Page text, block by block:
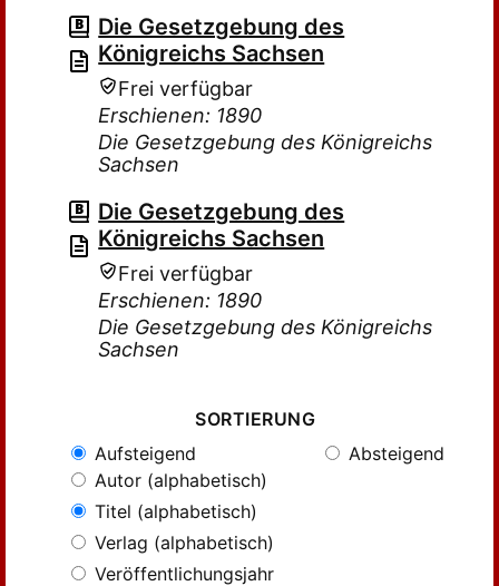
Die Gesetzgebung des
Königreichs Sachsen
Frei verfügbar
Erschienen: 1890
Die Gesetzgebung des Königreichs
Sachsen
Die Gesetzgebung des
Königreichs Sachsen
Frei verfügbar
Erschienen: 1890
Die Gesetzgebung des Königreichs
Sachsen
SORTIERUNG
Aufsteigend
Absteigend
Autor (alphabetisch)
Titel (alphabetisch)
Verlag (alphabetisch)
Veröffentlichungsjahr